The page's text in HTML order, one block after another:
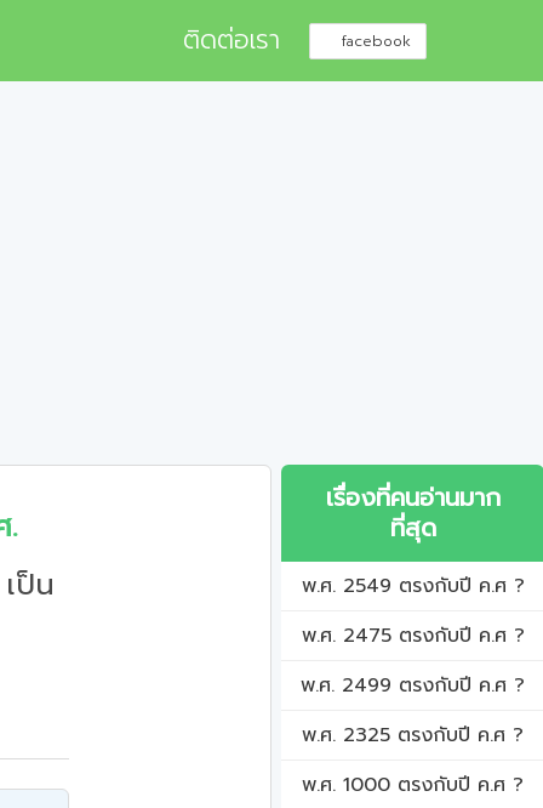
ติดต่อเรา facebook
.
ป็น
เรื่องที่คนอ่านมาก
ที่สุด
พ.ศ. 2549 ตรงกับปี ค.ศ ?
พ.ศ. 2475 ตรงกับปี ค.ศ ?
พ.ศ. 2499 ตรงกับปี ค.ศ ?
พ.ศ. 2325 ตรงกับปี ค.ศ ?
พ.ศ. 1000 ตรงกับปี ค.ศ ?